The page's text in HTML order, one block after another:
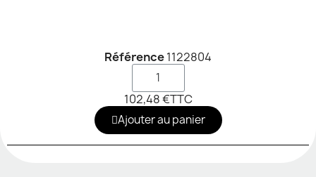
Référence1122804
102,48 €TTC
Ajouter au panier